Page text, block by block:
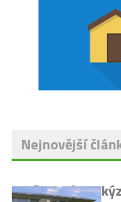
Nejnovější
Vyřazení